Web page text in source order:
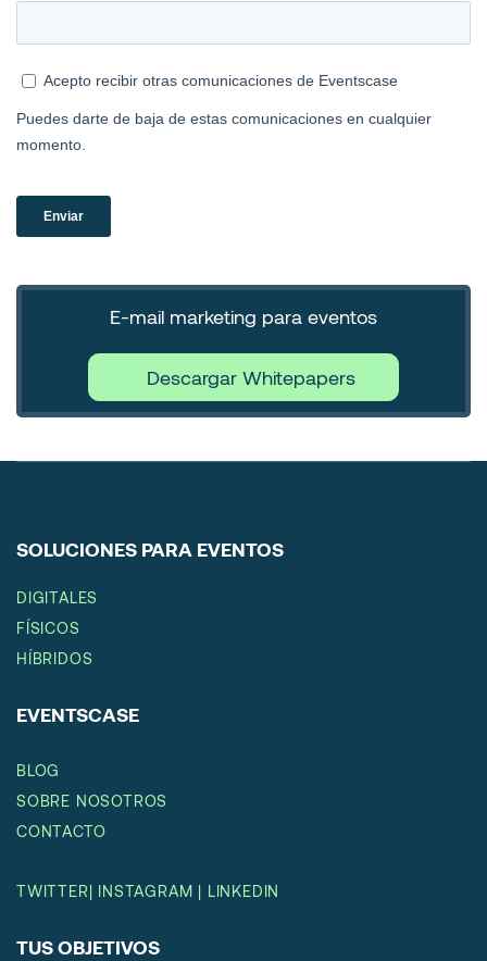
E-mail marketing para eventos
Descargar Whitepapers
SOLUCIONES PARA EVENTOS
DIGITALES
FÍSICOS
HÍBRIDOS
EVENTSCASE
BLOG
SOBRE NOSOTROS
CONTACTO
TWITTER| INSTAGRAM | LINKEDIN
TUS OBJETIVOS